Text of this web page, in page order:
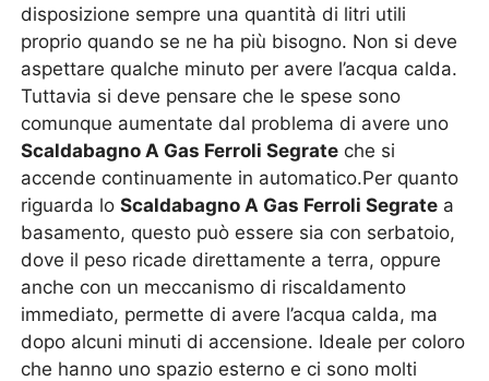
disposizione sempre una quantità di litri utili
proprio quando se ne ha più bisogno. Non si deve
aspettare qualche minuto per avere l’acqua calda.
Tuttavia si deve pensare che le spese sono
comunque aumentate dal problema di avere uno
Scaldabagno A Gas Ferroli Segrate che si
accende continuamente in automatico.Per quanto
riguarda loScaldabagno A Gas Ferroli Segrate a
basamento, questo può essere sia con serbatoio,
dove il peso ricade direttamente a terra, oppure
anche con un meccanismo di riscaldamento
immediato, permette di avere l’acqua calda, ma
dopo alcuni minuti di accensione. Ideale per coloro
che hanno uno spazio esterno e ci sono molti